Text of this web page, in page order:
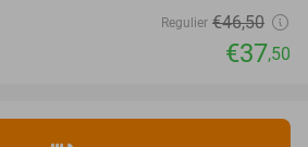
Regulier €46,50
€37,50